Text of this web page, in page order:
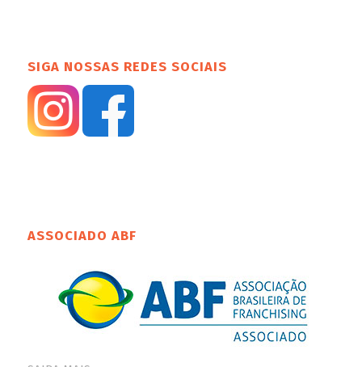
SIGA NOSSAS REDES SOCIAIS
ASSOCIADO ABF